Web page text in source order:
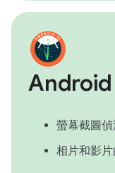
Android
螢幕截圖偵
相片和影